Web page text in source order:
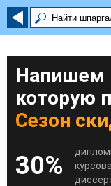
Напишем
которую
Сезон
30%